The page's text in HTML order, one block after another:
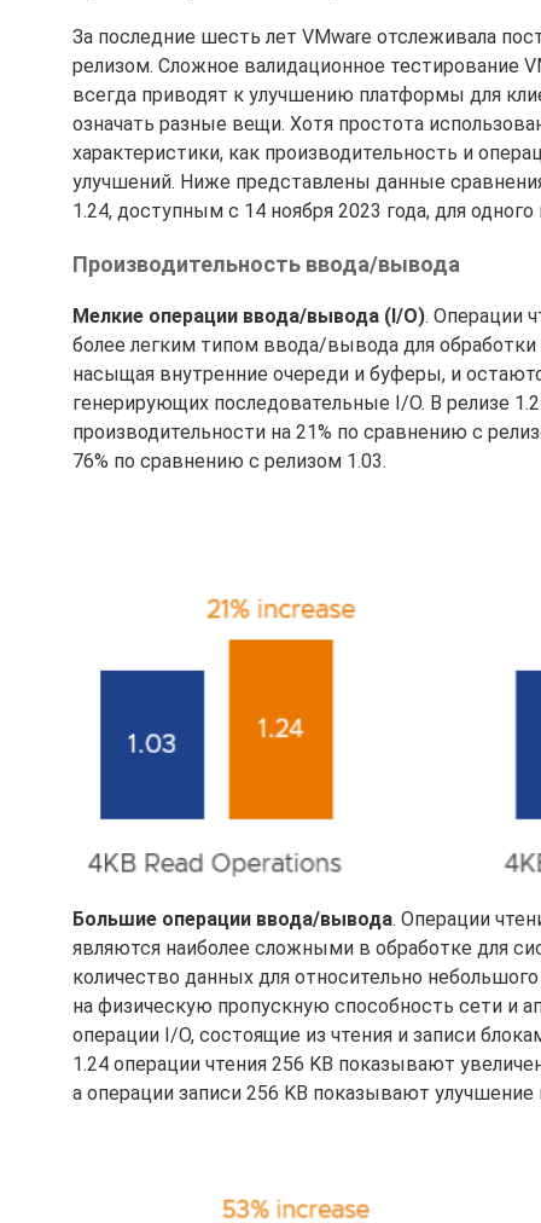
За последние шесть лет VMware отслеживала
релизом. Сложное валидационное тестирование
всегда приводят к улучшению платформы для
означать разные вещи. Хотя простота
характеристики, как производительность и
улучшений. Ниже представлены данные
1.24, доступным с 14 ноября 2023 года, для
Производительность ввода/вывода
Мелкие операции ввода/вывода (I/O). Операции
более легким типом ввода/вывода для
насыщая внутренние очереди и буферы, и
генерирующих последовательные I/O. В релизе
производительности на 21% по сравнению с
76% по сравнению с релизом 1.03.
Большие операции ввода/вывода. Операции
являются наиболее сложными в обработке для
количество данных для относительно
на физическую пропускную способность сети и
операции I/O, состоящие из чтения и записи
1.24 операции чтения 256 KB показывают
а операции записи 256 KB показывают